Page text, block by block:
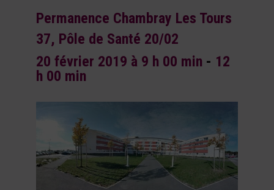
Permanence Chambray Les Tours
37, Pôle de Santé 20/02
20 février 2019 à 9 h 00 min - 12
h 00 min